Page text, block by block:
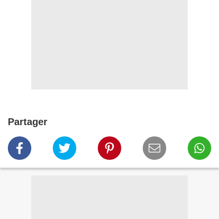
Partager